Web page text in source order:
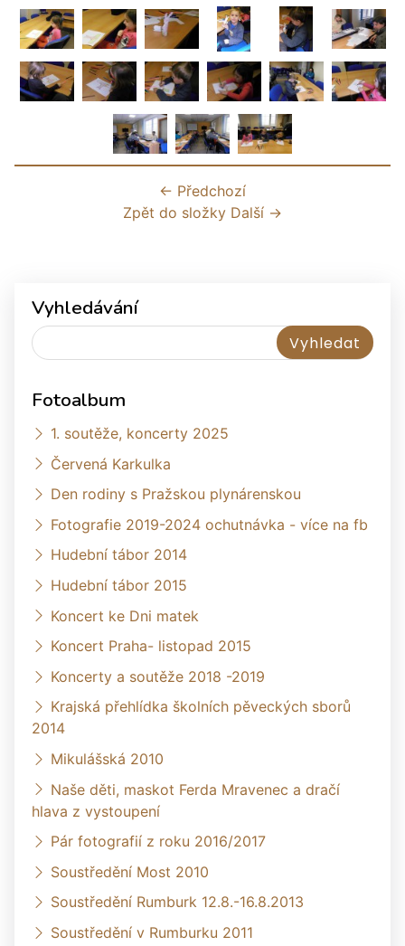
← Předchozí
Zpět do složky Další →
Vyhledávání
Fotoalbum
1. soutěže, koncerty 2025
Červená Karkulka
Den rodiny s Pražskou plynárenskou
Fotografie 2019-2024 ochutnávka - více na fb
Hudební tábor 2014
Hudební tábor 2015
Koncert ke Dni matek
Koncert Praha- listopad 2015
Koncerty a soutěže 2018 -2019
Krajská přehlídka školních pěveckých sborů
2014
Mikulášská 2010
Naše děti, maskot Ferda Mravenec a dračí
hlava z vystoupení
Pár fotografií z roku 2016/2017
Soustředění Most 2010
Soustředění Rumburk 12.8.-16.8.2013
Soustředění v Rumburku 2011